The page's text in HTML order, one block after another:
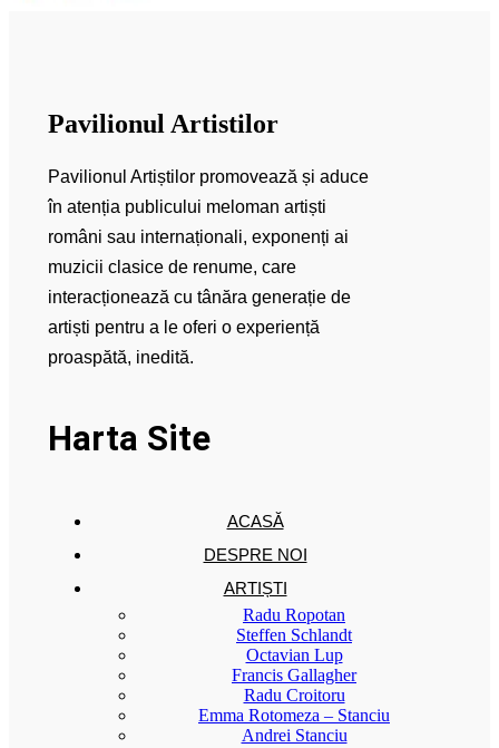
Pavilionul Artistilor
Pavilionul Artiștilor promovează și aduce
în atenția publicului meloman artiști
români sau internaționali, exponenți ai
muzicii clasice de renume, care
interacționează cu tânăra generație de
artiști pentru a le oferi o experiență
proaspătă, inedită.
Harta Site
ACASĂ
DESPRE NOI
ARTIȘTI
Radu Ropotan
Steffen Schlandt
Octavian Lup
Francis Gallagher
Radu Croitoru
Emma Rotomeza – Stanciu
Andrei Stanciu